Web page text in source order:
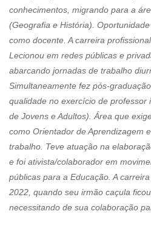
conhecimentos, migrando para a
(Geografia e História).
como docente. A carreira
Lecionou em redes públicas e
abarcando jornadas de trabalho
Simultaneamente fez pós-
qualidade no exercício de professor
de Jovens e Adultos). Área que
como Orientador de Aprendizagem
trabalho. Teve atuação na
e foi ativista/colaborador em
públicas para a Educação. A
2022, quando seu irmão caçula
necessitando de sua colaboração